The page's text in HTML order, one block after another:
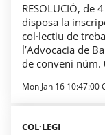
RESOLUCIÓ, de
disposa la
col·lectiu de
l’Advocacia de
de conveni
Mon Jan 16 10:47:00
COL·LEGI